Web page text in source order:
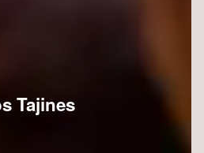
Tajines